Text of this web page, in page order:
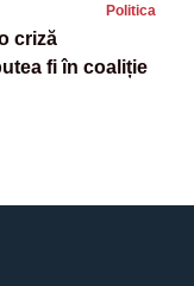
Politica
criză
fi în coaliție